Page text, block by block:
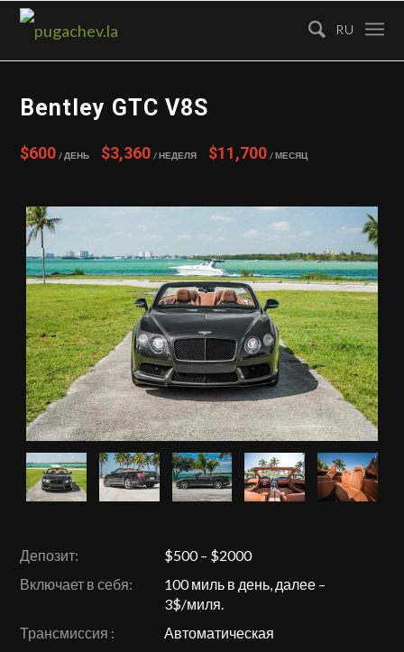
Bentley GTC V8S
$600 / День $3,360 / Неделя $11,700 / Месяц
Депозит:
$500 – $2000
Включает в себя:
100 миль в день, далее –
3$/миля.
Трансмиссия :
Автоматическая
RU